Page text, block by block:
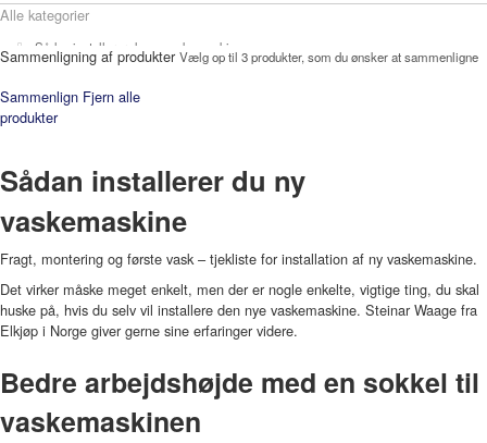
Alle kategorier
Sådan installerer du ny vaskemaskine
Sammenligning af produkter Vælg op til 3 produkter, som du ønsker at sammenligne
Sammenlign Fjern alle
produkter
Sådan installerer du ny
vaskemaskine
Fragt, montering og første vask – tjekliste for installation af ny vaskemaskine.
Det virker måske meget enkelt, men der er nogle enkelte, vigtige ting, du skal
huske på, hvis du selv vil installere den nye vaskemaskine. Steinar Waage fra
Elkjøp i Norge giver gerne sine erfaringer videre.
Bedre arbejdshøjde med en sokkel til
vaskemaskinen